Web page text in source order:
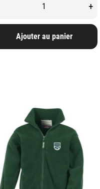
+
Ajouter au panier